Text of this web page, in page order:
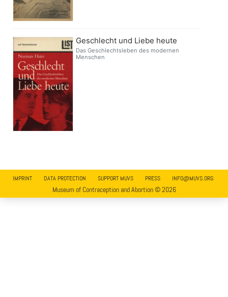
Geschlecht und Liebe heute
Das Geschlechtsleben des modernen
Menschen
IMPRINT DATA PROTECTION SUPPORT MUVS PRESS INFO@MUVS.ORG
Museum of Contraception and Abortion © 2026